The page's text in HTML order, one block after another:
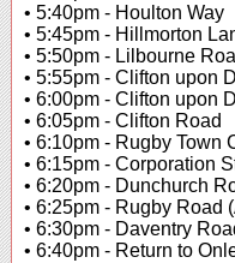
• 5:40pm - Houlton Way
• 5:45pm - Hillmorton
• 5:50pm - Lilbourne
• 5:55pm - Clifton upon
• 6:00pm - Clifton upon
• 6:05pm - Clifton Road
• 6:10pm - Rugby Town
• 6:15pm - Corporation
• 6:20pm - Dunchurch
• 6:25pm - Rugby Road
• 6:30pm - Daventry
• 6:40pm - Return to